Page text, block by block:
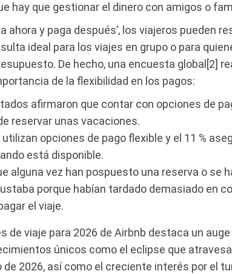
hay que gestionar el dinero con amigos o
ahora y paga después’, los viajeros pueden
ideal para los viajes en grupo o para
De hecho, una encuesta global[2]
de la flexibilidad en los pagos:
afirmaron que contar con opciones de
reservar unas vacaciones.
utilizan opciones de pago flexible y el 11 %
está disponible.
alguna vez han pospuesto una reserva o se
porque habían tardado demasiado en
el viaje.
de viaje para 2026 de Airbnb destaca un
únicos como el eclipse que
de 2026, así como el creciente interés por el